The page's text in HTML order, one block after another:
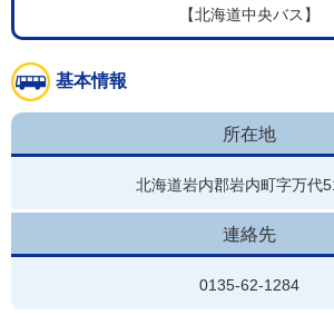
【北海道中央バス】
基本情報
所在地
北海道岩内郡岩内町字万代
連絡先
0135-62-1284